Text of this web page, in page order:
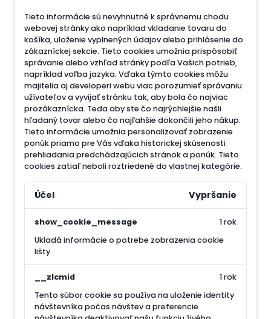
Tieto informácie sú nevyhnutné k správnemu chodu
webovej stránky ako napríklad vkladanie tovaru do
košíka, uloženie vyplnených údajov alebo prihlásenie do
zákazníckej sekcie. Tieto cookies umožnia prispôsobiť
správanie alebo vzhľad stránky podľa Vašich potrieb,
napríklad voľba jazyka. Vďaka týmto cookies môžu
majitelia aj developeri webu viac porozumieť správaniu
užívateľov a vyvijať stránku tak, aby bola čo najviac
prozákaznícka. Teda aby ste čo najrýchlejšie našli
hľadaný tovar alebo čo najľahšie dokončili jeho nákup.
Tieto informácie umožnia personalizovať zobrazenie
ponúk priamo pre Vás vďaka historickej skúsenosti
prehliadania predchádzajúcich stránok a ponúk. Tieto
cookies zatiaľ neboli roztriedené do vlastnej kategórie.
Účel Vypršanie
show_cookie_message
Ukladá informácie o potrebe zobrazenia cookie
lišty
1 rok
__zlcmid
Tento súbor cookie sa používa na uloženie identity
návštevníka počas návštev a preferencie
1 rok